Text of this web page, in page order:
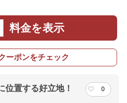
料金を表示
ーポンをチェック
位置する好立地！ 0